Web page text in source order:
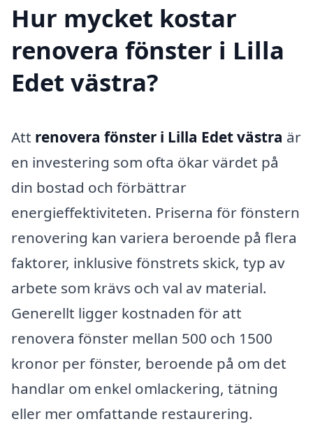
Hur mycket kostar
renovera fönster i Lilla
Edet västra?
Att renovera fönster i Lilla Edet västra är
en investering som ofta ökar värdet på
din bostad och förbättrar
energieffektiviteten. Priserna för fönstern
renovering kan variera beroende på flera
faktorer, inklusive fönstrets skick, typ av
arbete som krävs och val av material.
Generellt ligger kostnaden för att
renovera fönster mellan 500 och 1500
kronor per fönster, beroende på om det
handlar om enkel omlackering, tätning
eller mer omfattande restaurering.